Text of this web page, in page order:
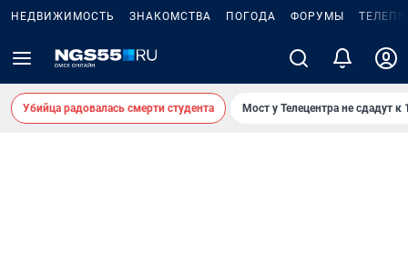
НЕДВИЖИМОСТЬ ЗНАКОМСТВА ПОГОДА ФОРУМЫ
Убийца радовалась смерти студента Мост у Телецентра не сдадут к